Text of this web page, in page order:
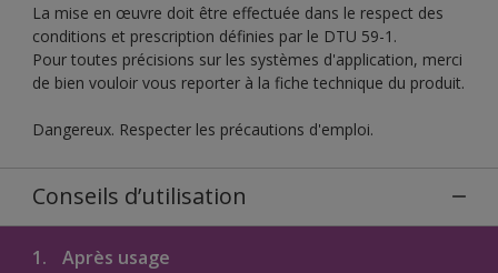
La mise en œuvre doit être effectuée dans le respect des
conditions et prescription définies par le DTU 59-1.
Pour toutes précisions sur les systèmes d'application, merci
de bien vouloir vous reporter à la fiche technique du produit.
Dangereux. Respecter les précautions d'emploi.
Conseils d’utilisation
1. Après usage